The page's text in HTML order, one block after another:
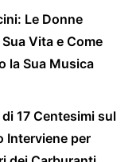
Le Donne
Vita e Come
la Sua Musica
17 Centesimi sul
Interviene per